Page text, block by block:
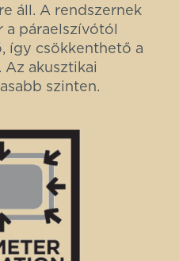
áll. A rendszernek
a páraelszívótól
így csökkenthető a
Az akusztikai
szinten.